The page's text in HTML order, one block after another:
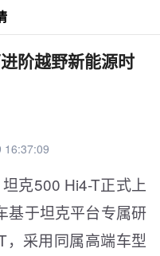
阶越野新能源时
16:37:09
克500 Hi4-T正式上
基于坦克平台专属研
，采用同属高端车型